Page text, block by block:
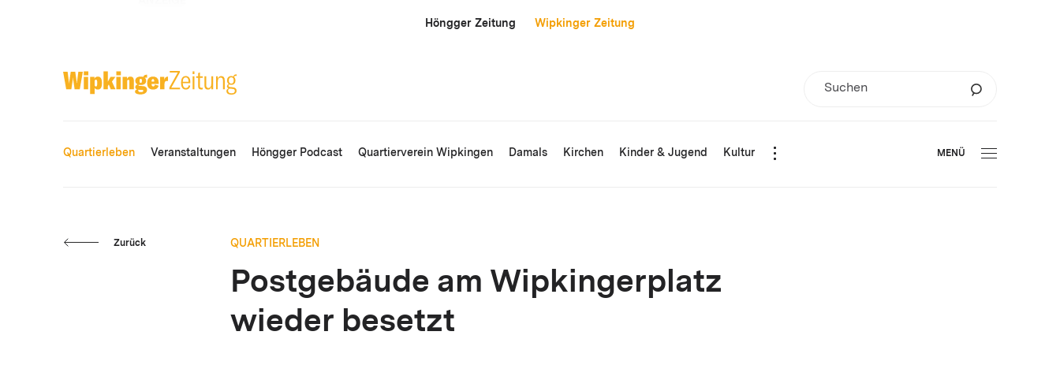
Höngger Zeitung Wipkinger Zeitung
Quartierleben Veranstaltungen Höngger Podcast Quartierverein Wipkingen Damals Kirchen Kinder & Jugend Kultur MENÜ
Zurück QUARTIERLEBEN
Postgebäude am Wipkingerplatz
wieder besetzt